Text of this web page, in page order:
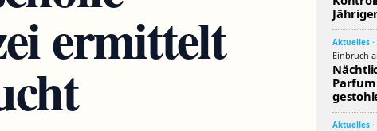
ermittelt Aktuelles ·
Einbruch
Aktuelles ·